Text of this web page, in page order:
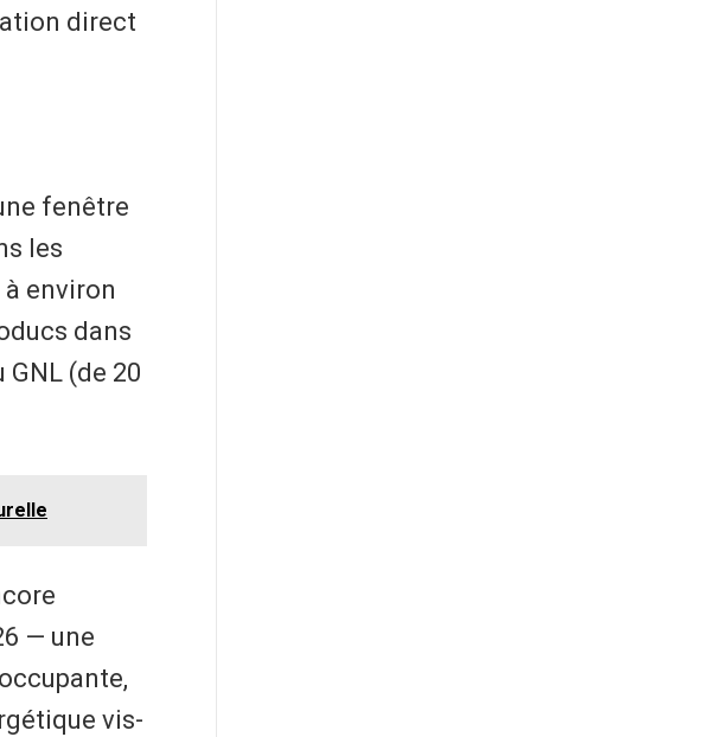
direct
fenêtre
les
environ
dans
GNL (de 20
— une
vis-